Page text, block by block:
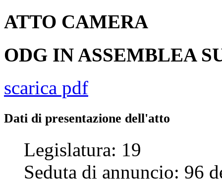
ATTO CAMERA
ODG IN ASSEMBLEA
scarica pdf
Dati di presentazione dell'atto
Legislatura: 19
Seduta di annuncio: 96